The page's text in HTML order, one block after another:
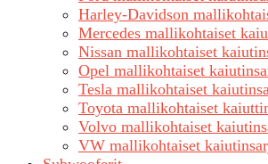
Harley-Davidson
Mercedes mallikohtaiset
Nissan mallikohtaiset
Opel mallikohtaiset
Tesla mallikohtaiset
Toyota mallikohtaiset
Volvo mallikohtaiset
VW mallikohtaiset